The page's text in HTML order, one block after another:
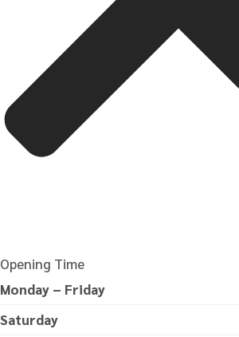
Opening Time
Monday – Friday
Saturday